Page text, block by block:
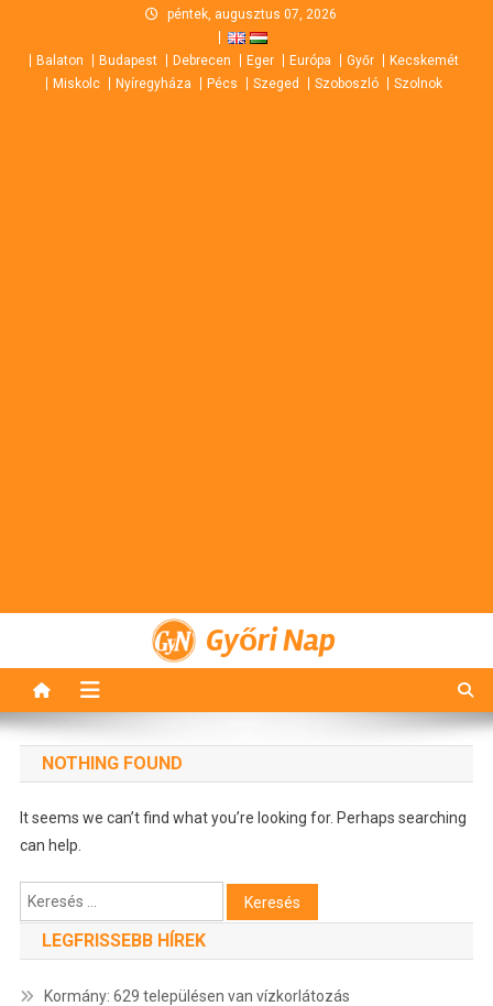
content
péntek, augusztus 07, 2026
Balaton Budapest Debrecen Eger Európa Győr
Kecskemét
Miskolc
Nyíregyháza Pécs Szeged Szoboszló Szolnok
Győri Nap
NOTHING FOUND
It seems we can’t find what you’re looking for. Perhaps searching
can help.
Keresés:
LEGFRISSEBB HÍREK
Kormány: 629 településen van vízkorlátozás